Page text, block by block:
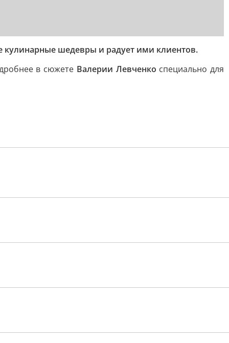
кулинарные шедевры и радует ими клиентов.
в сюжете Валерии Левченко специально для